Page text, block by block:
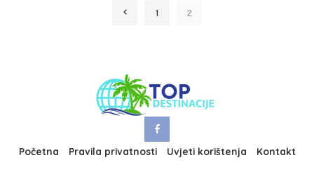
1 2
Početna Pravila privatnosti Uvjeti korištenja Kontakt